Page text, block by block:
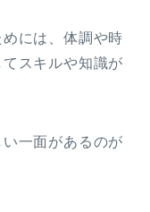
には、体調や時
スキルや知識が
一面があるのが